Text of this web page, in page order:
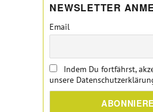
NEWSLETTER
Email
Indem Du fortfährst,
unsere